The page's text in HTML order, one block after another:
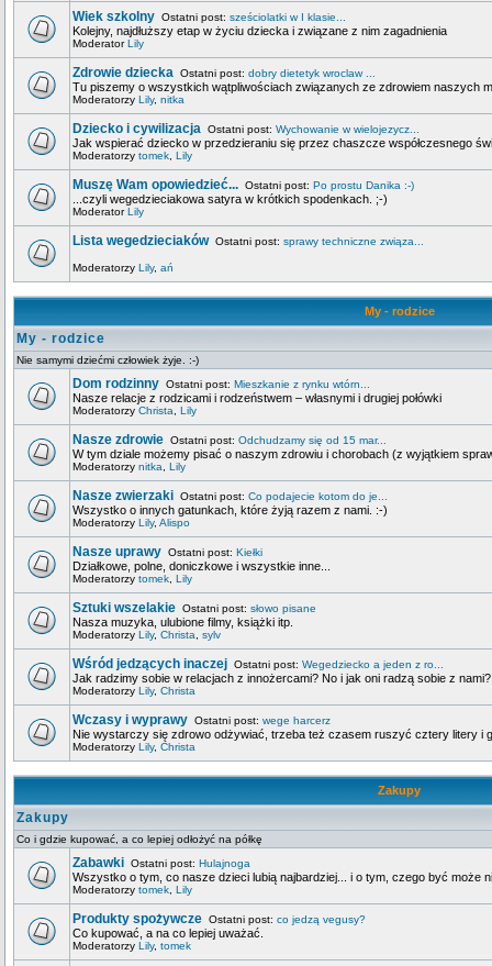
Wiek szkolny Ostatni post: sześciolatki w I klasie...
Kolejny, najdłuższy etap w życiu dziecka i związane z nim zagadnienia
ModeratorLily
Zdrowie dziecka Ostatni post: dobry dietetyk wroclaw ...
Tu piszemy o wszystkich wątpliwościach związanych ze zdrowiem naszych
Moderatorzy Lily, nitka
Dziecko i cywilizacja Ostatni post: Wychowanie w wielojezycz...
Jak wspierać dziecko w przedzieraniu się przez chaszcze współczesnego
Moderatorzy tomek Lily
Muszę Wam opowiedzieć... Ostatni post: Po prostu Danika :-)
...czyli wegedzieciakowa satyra w krótkich spodenkach. ;-)
ModeratorLily
Lista wegedzieciakówOstatni post: sprawy techniczne związa...
Moderatorzy Lily, ań
My - rodzice
My - rodzice
Nie samymi dziećmi człowiek żyje. :-)
Dom rodzinny Ostatni post: Mieszkanie z rynku wtórn...
Nasze relacje z rodzicami i rodzeństwem – własnymi i drugiej połówki
Moderatorzy Christa Lily
Nasze zdrowie Ostatni post: Odchudzamy się od 15 mar...
W tym dziale możemy pisać o naszym zdrowiu i chorobach (z wyjątkiem
Moderatorzy nitka Lily
Nasze zwierzaki Ostatni post: Co podajecie kotom do je...
Wszystko o innych gatunkach, które żyją razem z nami. :-)
Moderatorzy Lily, Alispo
Nasze uprawy Ostatni post: Kiełki
Działkowe, polne, doniczkowe i wszystkie inne...
Moderatorzy tomek Lily
Sztuki wszelakie Ostatni post: słowo pisane
Nasza muzyka, ulubione filmy, książki itp.
Moderatorzy Lily, Christa sylv
Wśród jedzących inaczej Ostatni post: Wegedziecko a jeden z ro...
Jak radzimy sobie w relacjach z innożercami? No i jak oni radzą sobie z nami?
Moderatorzy Lily, Christa
Wczasy i wyprawy Ostatni post: wege harcerz
Nie wystarczy się zdrowo odżywiać, trzeba też czasem ruszyć cztery litery i
Moderatorzy Lily, Christa
Zakupy
Zakupy
Co i gdzie kupować, a co lepiej odłożyć na półkę
Zabawki Ostatni post: Hulajnoga
Wszystko o tym, co nasze dzieci lubią najbardziej... i o tym, czego być może
Moderatorzy tomek Lily
Produkty spożywcze Ostatni post: co jedzą vegusy?
Co kupować, a na co lepiej uważać.
Moderatorzy Lily, tomek